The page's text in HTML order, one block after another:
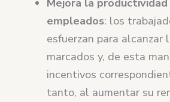
empleados: los
esfuerzan para alcanzar
marcados y, de esta
incentivos
tanto, al aumentar su